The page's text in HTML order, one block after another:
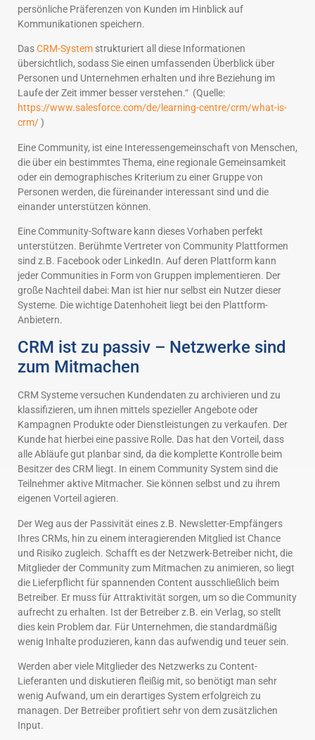
persönliche Präferenzen von Kunden im Hinblick auf
Kommunikationen speichern.
DasCRM-System strukturiert all diese Informationen
übersichtlich, sodass Sie einen umfassenden Überblick über
Personen und Unternehmen erhalten und ihre Beziehung im
Laufe der Zeit immer besser verstehen.“ (Quelle:
https://www.salesforce.com/de/learning-centre/crm/what-is-
crm/)
Eine Community, ist eine Interessengemeinschaft von Menschen,
die über ein bestimmtes Thema, eine regionale Gemeinsamkeit
oder ein demographisches Kriterium zu einer Gruppe von
Personen werden, die füreinander interessant sind und die
einander unterstützen können.
Eine Community-Software kann dieses Vorhaben perfekt
unterstützen. Berühmte Vertreter von Community Plattformen
sind z.B. Facebook oder LinkedIn. Auf deren Plattform kann
jeder Communities in Form von Gruppen implementieren. Der
große Nachteil dabei: Man ist hier nur selbst ein Nutzer dieser
Systeme. Die wichtige Datenhoheit liegt bei den Plattform-
Anbietern.
CRM ist zu passiv – Netzwerke sind
zum Mitmachen
CRM Systeme versuchen Kundendaten zu archivieren und zu
klassifizieren, um ihnen mittels spezieller Angebote oder
Kampagnen Produkte oder Dienstleistungen zu verkaufen. Der
Kunde hat hierbei eine passive Rolle. Das hat den Vorteil, dass
alle Abläufe gut planbar sind, da die komplette Kontrolle beim
Besitzer des CRM liegt. In einem Community System sind die
Teilnehmer aktive Mitmacher. Sie können selbst und zu ihrem
eigenen Vorteil agieren.
Der Weg aus der Passivität eines z.B. Newsletter-Empfängers
Ihres CRMs, hin zu einem interagierenden Mitglied ist Chance
und Risiko zugleich. Schafft es der Netzwerk-Betreiber nicht, die
Mitglieder der Community zum Mitmachen zu animieren, so liegt
die Lieferpflicht für spannenden Content ausschließlich beim
Betreiber. Er muss für Attraktivität sorgen, um so die Community
aufrecht zu erhalten. Ist der Betreiber z.B. ein Verlag, so stellt
dies kein Problem dar. Für Unternehmen, die standardmäßig
wenig Inhalte produzieren, kann das aufwendig und teuer sein.
Werden aber viele Mitglieder des Netzwerks zu Content-
Lieferanten und diskutieren fleißig mit, so benötigt man sehr
wenig Aufwand, um ein derartiges System erfolgreich zu
managen. Der Betreiber profitiert sehr von dem zusätzlichen
Input.